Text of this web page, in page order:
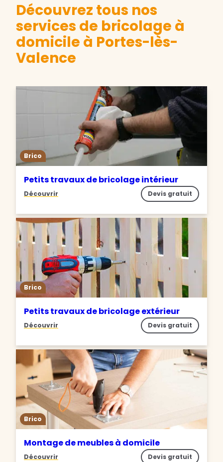
Découvrez tous nos
services de bricolage à
domicile à Portes-lès-
Valence
Brico
Petits travaux de bricolage intérieur
Découvrir Devis gratuit
Brico
Petits travaux de bricolage extérieur
Découvrir Devis gratuit
Brico
Montage de meubles à domicile
Découvrir Devis gratuit